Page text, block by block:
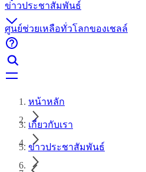
ข่าวประชาสัมพันธ์
ศูนย์ช่วยเหลือทั่วโลกของเชลล์
หน้าหลัก
เกี่ยวกับเรา
ข่าวประชาสัมพันธ์